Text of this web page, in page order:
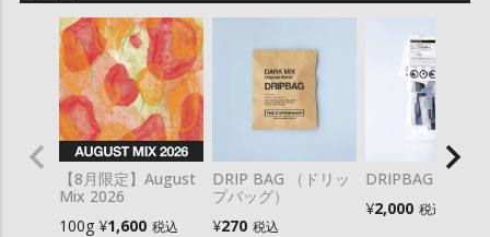
【8月限定】August
Mix 2026
100g ¥1,600 税込
DRIP BAG （ドリッ
プバッグ）
¥270 税込
DRIPBAG 10
¥2,000 税込